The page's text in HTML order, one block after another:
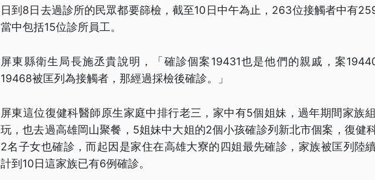
日到8日去過診所的民眾都要篩檢，截至10日中午為止，263位接觸者中有
當中包括15位診所員工。
屏東縣衛生局長施丞貴說明，「確診個案19431也是他們的親戚，案
19468被匡列為接觸者，那經過採檢後確診。」
屏東這位復健科醫師原生家庭中排行老三，家中有5個姐妹，過年期間家族
玩，也去過高雄岡山聚餐，5姐妹中大姐的2個小孩確診列新北市個案，復健
2名子女也確診，而起因是家住在高雄大寮的四姐最先確診，家族被匡列陸
計到10日這家族已有6例確診。